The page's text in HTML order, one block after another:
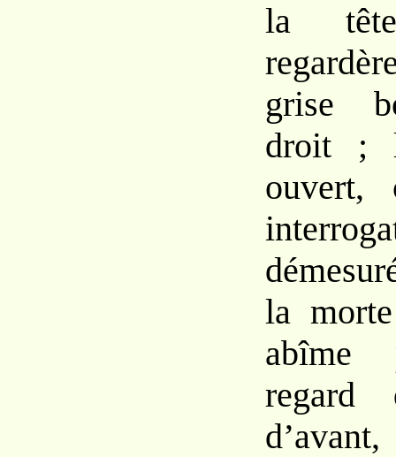
la
grise
droit ;
ouvert,
la
abîme
regard